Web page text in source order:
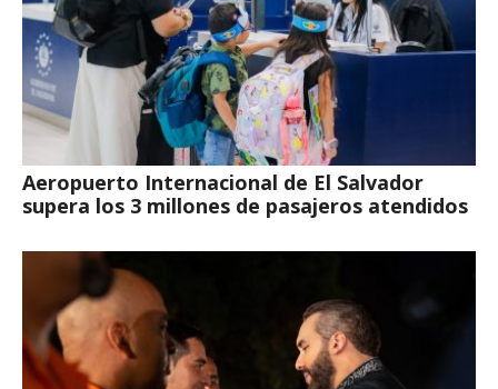
Aeropuerto Internacional de El Salvador
supera los 3 millones de pasajeros atendidos